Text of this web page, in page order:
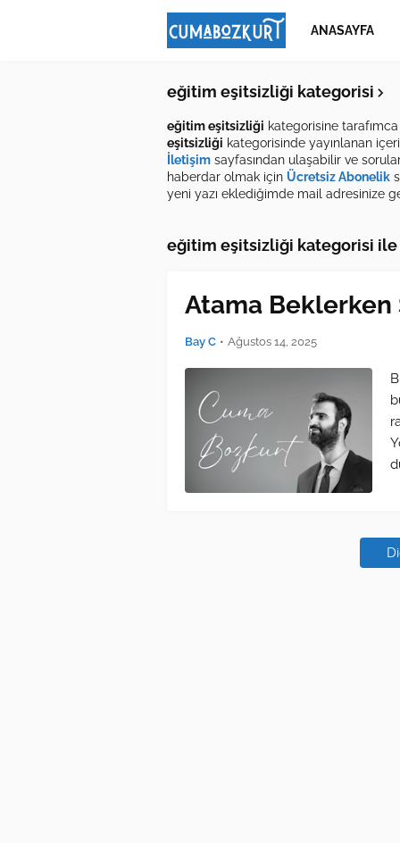
ANASAYFA
eğitim eşitsizliği kategorisi
eğitim eşitsizliği kategorisine
eşitsizliği kategorisinde yayınlanan
İletişim sayfasından ulaşabilir ve
haberdar olmak için Ücretsiz Abonelik
yeni yazı eklediğimde mail adresinize
eğitim eşitsizliği kategorisi ile
Atama Beklerken
Bay C • Ağustos 14, 2025